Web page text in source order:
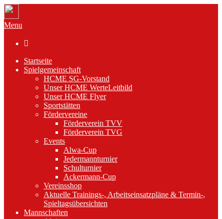
Menu

Startseite
Spielgemeinschaft
HCME SG-Vorstand
Unser HCME WerteLeitbild
Unser HCME Flyer
Sportstätten
Fördervereine
Förderverein TVV
Förderverein TVG
Events
Alwa-Cup
Jedermannturnier
Schulturnier
Ackermann-Cup
Vereinsshop
Aktuelle Trainings-, Arbeitseinsatzpläne & Termin-,
Spieltagsübersichten
Mannschaften